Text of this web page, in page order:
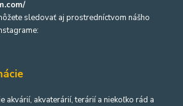
sledovať aj prostredníctvom nášho
akvárií, akvaterárií, terárií a niekoľko rád a